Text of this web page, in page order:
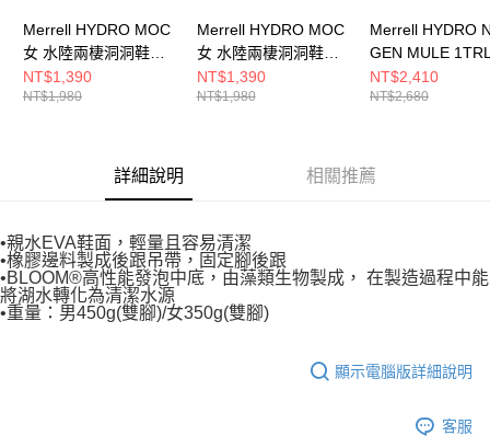
Merrell HYDRO MOC
女 水陸兩棲洞洞鞋
J004232
NT$1,390
NT$1,980
Merrell HYDRO MOC
女 水陸兩棲洞洞鞋
J85950
NT$1,390
NT$1,980
Merrell HYDRO
GEN MULE
水陸兩棲洞洞鞋
J005761
NT$2,410
NT$2,680
詳細說明 相關推薦
•親水EVA鞋面，輕量且容易清潔
•橡膠邊料製成後跟吊帶，固定腳後跟
•BLOOM®高性能發泡中底，由藻類生物製成， 在製造過程中能
將湖水轉化為清潔水源
•重量：男450g(雙腳)/女350g(雙腳)
顯示電腦版詳細說明
客服